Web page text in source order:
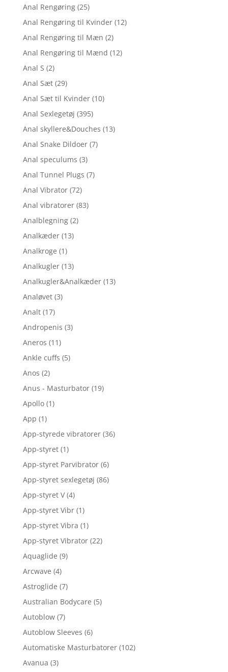
Anal Rengøring (25)
Anal Rengøring til Kvinder (12)
Anal Rengøring til Mæn (2)
Anal Rengøring til Mænd (12)
Anal S (2)
Anal Sæt (29)
Anal Sæt til Kvinder (10)
Anal Sexlegetøj (395)
Anal skyllere&Douches (13)
Anal Snake Dildoer (7)
Anal speculums (3)
Anal Tunnel Plugs (7)
Anal Vibrator (72)
Anal vibratorer (83)
Analblegning (2)
Analkæder (13)
Analkroge (1)
Analkugler (13)
Analkugler&Analkæder (13)
Analøvet (3)
Analt (17)
Andropenis (3)
Aneros (11)
Ankle cuffs (5)
Anos (2)
Anus - Masturbator (19)
Apollo (1)
App (1)
App-styrede vibratorer (36)
App-styret (1)
App-styret Parvibrator (6)
App-styret sexlegetøj (86)
App-styret V (4)
App-styret Vibr (1)
App-styret Vibra (1)
App-styret Vibrator (22)
Aquaglide (9)
Arcwave (4)
Astroglide (7)
Australian Bodycare (5)
Autoblow (7)
Autoblow Sleeves (6)
Automatiske Masturbatorer (102)
Avanua (3)